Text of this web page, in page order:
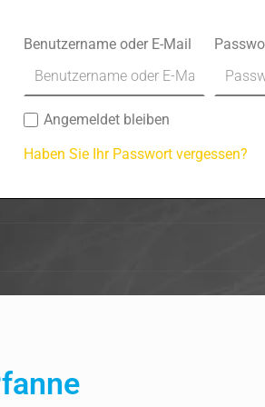
Benutzername oder E-Mail
Angemeldet bleiben
Haben Sie Ihr Passwort vergessen?